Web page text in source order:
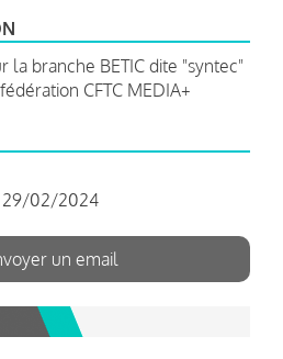
la branche BETIC dite "syntec"
CFTC MEDIA+
29/02/2024
un email